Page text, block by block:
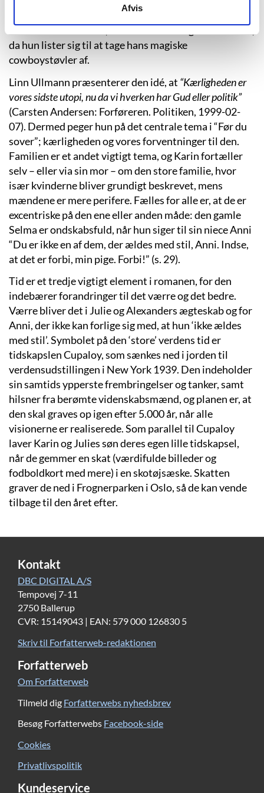
Afvis
ligger i ægtesengen mellem Julie og Alexander. Eller
da hun lister sig til at tage hans magiske
cowboystøvler af.
Linn Ullmann præsenterer den idé, at “Kærligheden er
vores sidste utopi, nu da vi hverken har Gud eller politik”
(Carsten Andersen: Forføreren. Politiken, 1999-02-
07). Dermed peger hun på det centrale tema i “Før du
sover”; kærligheden og vores forventninger til den.
Familien er et andet vigtigt tema, og Karin fortæller
selv – eller via sin mor – om den store familie, hvor
især kvinderne bliver grundigt beskrevet, mens
mændene er mere perifere. Fælles for alle er, at de er
excentriske på den ene eller anden måde: den gamle
Selma er ondskabsfuld, når hun siger til sin niece Anni
“Du er ikke en af dem, der ældes med stil, Anni. Indse,
at det er forbi, min pige. Forbi!” (s. 29).
Tid er et tredje vigtigt element i romanen, for den
indebærer forandringer til det værre og det bedre.
Værre bliver det i Julie og Alexanders ægteskab og for
Anni, der ikke kan forlige sig med, at hun ‘ikke ældes
med stil’. Symbolet på den ‘store’ verdens tid er
tidskapslen Cupaloy, som sænkes ned i jorden til
verdensudstillingen i New York 1939. Den indeholder
sin samtids ypperste frembringelser og tanker, samt
hilsner fra berømte videnskabsmænd, og planen er, at
den skal graves op igen efter 5.000 år, når alle
visionerne er realiserede. Som parallel til Cupaloy
laver Karin og Julies søn deres egen lille tidskapsel,
når de gemmer en skat (værdifulde billeder og
fodboldkort med mere) i en skotøjsæske. Skatten
graver de ned i Frognerparken i Oslo, så de kan vende
tilbage til den året efter.
Kontakt
DBC DIGITAL A/S
Tempovej 7-11
2750 Ballerup
CVR: 15149043 | EAN: 579 000 126830 5
Skriv til Forfatterweb-redaktionen
Forfatterweb
Om Forfatterweb
Tilmeld dig Forfatterwebs nyhedsbrev
Besøg Forfatterwebs Facebook-side
Cookies
Privatlivspolitik
Kundeservice